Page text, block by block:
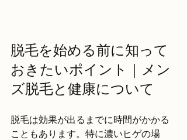
脱毛を始める前に知って
おきたいポイント｜メン
ズ脱毛と健康について
脱毛は効果が出るまでに時間がかかる
こともあります。特に濃いヒゲの場